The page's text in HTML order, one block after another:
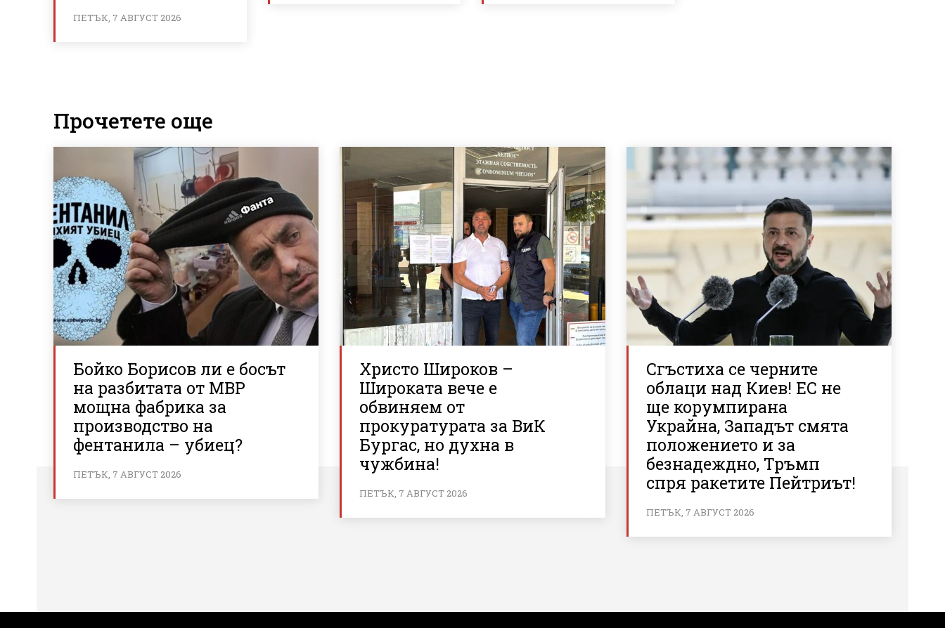
ПЕТЪК, 7 АВГУСТ 2026
Прочетете още
Бойко Борисов ли е босът
на разбитата от МВР
мощна фабрика за
производство на
фентанила – убиец?
ПЕТЪК, 7 АВГУСТ 2026
Христо Широков –
Широката вече е
обвиняем от
прокуратурата за ВиК
Бургас, но духна в
чужбина!
ПЕТЪК, 7 АВГУСТ 2026
Сгъстиха се черните
облаци над Киев! ЕС не
ще корумпирана
Украйна, Западът смята
положението и за
безнадеждно, Тръмп
спря ракетите Пейтриът!
ПЕТЪК, 7 АВГУСТ 2026